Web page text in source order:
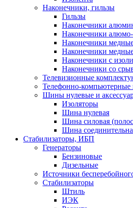
Наконечники, гильзы
Гильзы
Наконечники
Наконечники
Наконечники
Наконечники
Наконечники с
Наконечники со
Телевизионные
Телефонно-
Шины нулевые и
Изоляторы
Шина нулевая
Шина силовая
Шина
Стабилизаторы, ИБП
Генераторы
Бензиновые
Дизельные
Источники
Стабилизаторы
Штиль
ИЭК